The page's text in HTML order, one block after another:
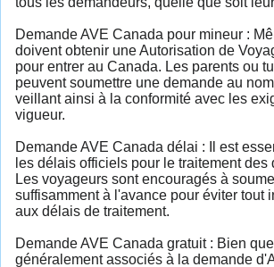
Demande AVE Canada pour mineur :
doivent obtenir une Autorisation de
pour entrer au Canada. Les parents ou
peuvent soumettre une demande au
veillant ainsi à la conformité avec les
vigueur.
Demande AVE Canada délai : Il est
les délais officiels pour le traitement des
Les voyageurs sont encouragés à
suffisamment à l'avance pour éviter tout
aux délais de traitement.
Demande AVE Canada gratuit : Bien
généralement associés à la demande